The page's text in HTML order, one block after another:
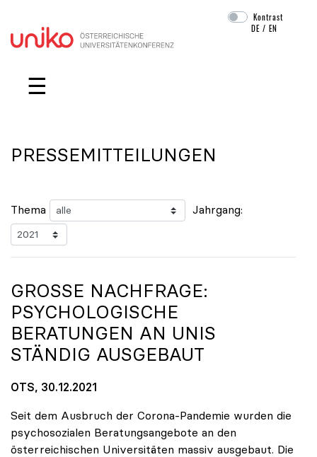
Navigation überspringen
Kontrast
DE /EN
☰
PRESSEMITTEILUNGEN
Thema Jahrgang:
GROSSE NACHFRAGE: P
SYCHOLOGISCHE B
ERATUNGEN AN UNIS S
TÄNDIG AUSGEBAUT
OTS, 30.12.2021
Seit dem Ausbruch der Corona-Pandemie wurden die
psychosozialen Beratungsangebote an den
österreichischen Universitäten massiv ausgebaut. Die